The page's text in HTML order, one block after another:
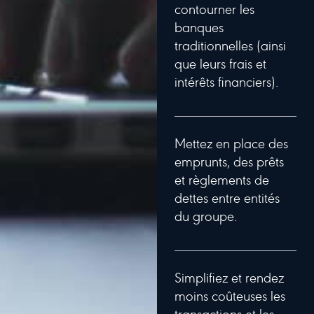
contourner les
banques
traditionnelles (ainsi
que leurs frais et
intérêts financiers).
Mettez en place des
emprunts, des prêts
et règlements de
dettes entre entités
du groupe.
Simplifiez et rendez
moins coûteuses les